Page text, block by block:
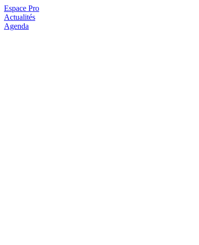
Espace Pro
Actualités
Agenda